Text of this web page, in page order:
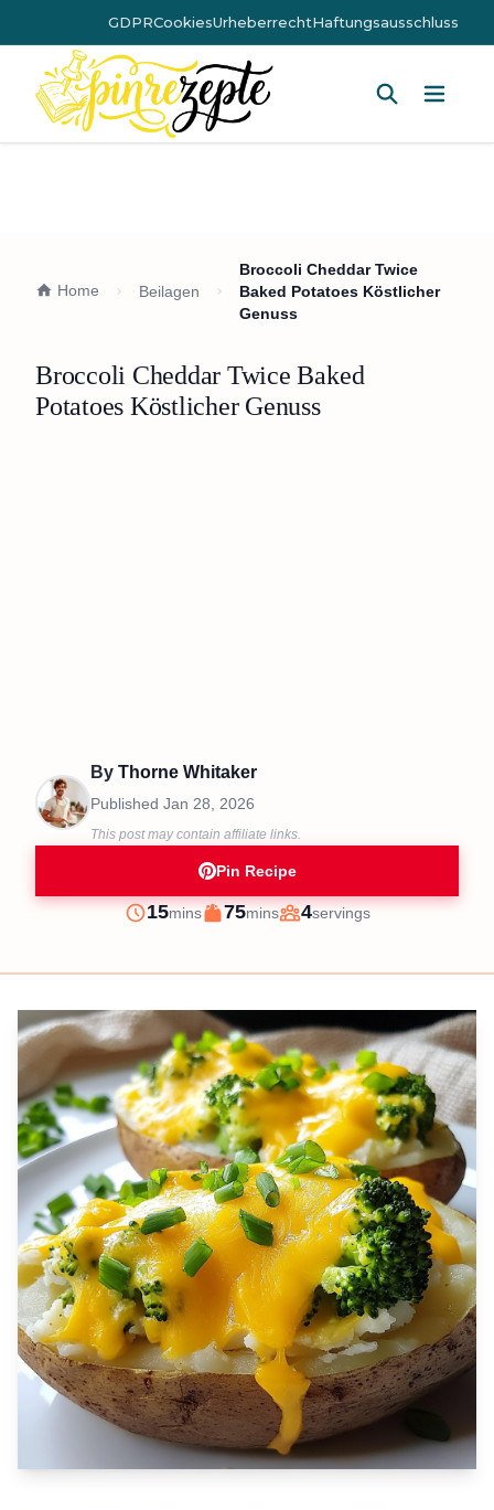
GDPRCookiesUrheberrechtHaftungsausschluss
Home Beilagen
Broccoli Cheddar Twice
Baked Potatoes Köstlicher
Genuss
Broccoli Cheddar Twice Baked
Potatoes Köstlicher Genuss
By Thorne Whitaker
Published Jan 28, 2026
This post may contain affiliate links.
Pin Recipe
Prep
15minutes
mins
Cook
75minutes
mins
Servings
4servings